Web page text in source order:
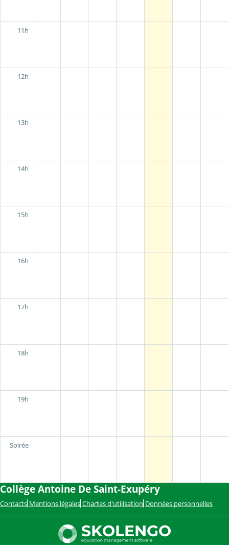
11h
12h
13h
14h
15h
16h
17h
18h
19h
Soirée
Collège Antoine De Saint-Exupéry
Contacts Mentions légales Chartes d'utilisation Données personnelles